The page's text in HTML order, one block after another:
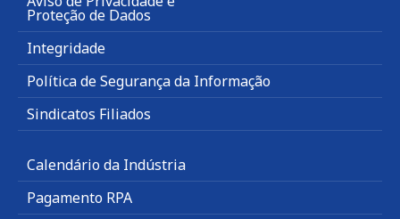
Proteção de Dados
Integridade
Política de Segurança da Informação
Sindicatos Filiados
Calendário da Indústria
Pagamento RPA